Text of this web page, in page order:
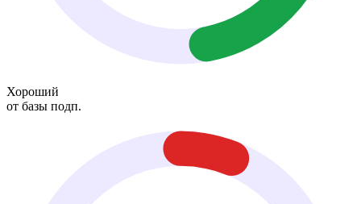
Хороший
от базы подп.